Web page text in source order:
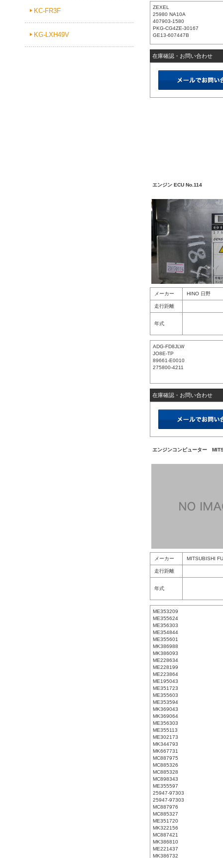
KC-FR3F
KG-LXH49V
ZEXEL
25980 NA10A
407903-1580
PKG-CG4ZE-30167
GE13-607447B
在庫確認・お問い合わせ
エンジン ECU No.114
メーカー HINO 日野
走行距離
年式
ADG-FD8JLW
JO8E-TP
89661-E0010
275800-4211
在庫確認・お問い合わせ
エンジンコンピューター
メーカー MITSUBISHI
走行距離
年式
ME353209
ME355624
ME356303
ME354844
ME355601
MK386988
MK386093
ME228634
ME228199
ME223864
ME195043
ME351723
ME355603
ME353594
MK369043
MK369064
ME356303
ME355113
ME302173
MK344793
MK667731
MC887975
MC885326
MC885328
MC898343
ME355597
25947-97303
25947-97303
MC887976
MC885327
ME351720
MK322156
MC887421
MK386810
ME221437
MK386732